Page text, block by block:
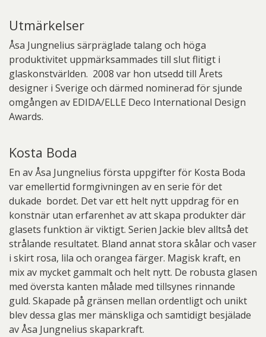
Utmärkelser
Åsa Jungnelius särpräglade talang och höga
produktivitet uppmärksammades till slut flitigt i
glaskonstvärlden. 2008 var hon utsedd till Årets
designer i Sverige och därmed nominerad för sjunde
omgången av EDIDA/ELLE Deco International Design
Awards.
Kosta Boda
En av Åsa Jungnelius första uppgifter för Kosta Boda
var emellertid formgivningen av en serie för det
dukade bordet. Det var ett helt nytt uppdrag för en
konstnär utan erfarenhet av att skapa produkter där
glasets funktion är viktigt. Serien Jackie blev alltså det
strålande resultatet. Bland annat stora skålar och vaser
i skirt rosa, lila och orangea färger. Magisk kraft, en
mix av mycket gammalt och helt nytt. De robusta glasen
med översta kanten målade med tillsynes rinnande
guld. Skapade på gränsen mellan ordentligt och unikt
blev dessa glas mer mänskliga och samtidigt besjälade
av Åsa Jungnelius skaparkraft.